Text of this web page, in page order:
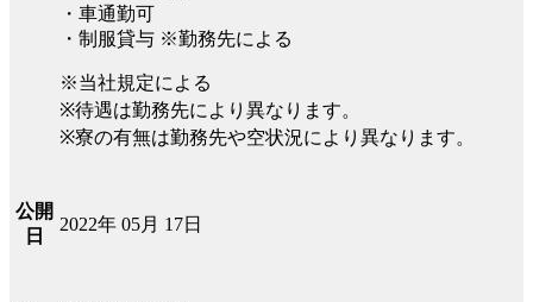
・車通勤可
・制服貸与 ※勤務先による
※当社規定による
※待遇は勤務先により異なります。
※寮の有無は勤務先や空状況により異なります。
公開
日
2022年 05月 17日